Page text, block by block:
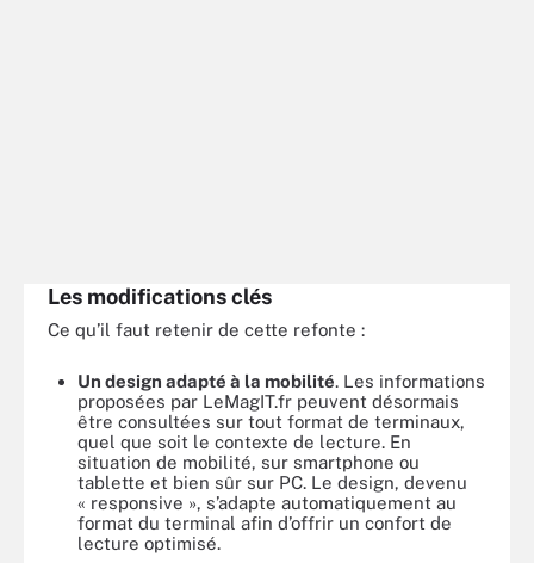
Les modifications clés
Ce qu’il faut retenir de cette refonte :
Un design adapté à la mobilité. Les informations
proposées par LeMagIT.fr peuvent désormais
être consultées sur tout format de terminaux,
quel que soit le contexte de lecture. En
situation de mobilité, sur smartphone ou
tablette et bien sûr sur PC. Le design, devenu
« responsive », s’adapte automatiquement au
format du terminal afin d’offrir un confort de
lecture optimisé.